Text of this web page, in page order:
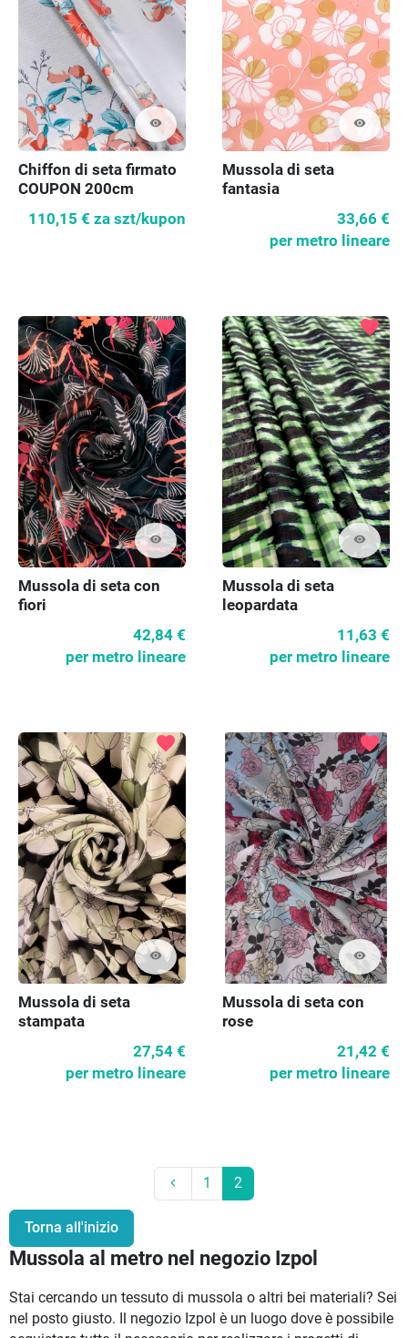
visibility
Chiffon di seta firmato
COUPON 200cm
110,15 € za szt/kupon
visibility
Mussola di seta
fantasia
33,66 €
per metro lineare
visibility
favorite
Mussola di seta con
fiori
42,84 €
per metro lineare
visibility
favorite
Mussola di seta
leopardata
11,63 €
per metro lineare
visibility
favorite
Mussola di seta
stampata
27,54 €
per metro lineare
visibility
favorite
Mussola di seta con
rose
21,42 €
per metro lineare
keyboard_arrow_left Precedente
1 2
Torna all'inizio
Mussola al metro nel negozio Izpol
Stai cercando un tessuto di mussola o altri bei materiali? Sei
nel posto giusto. Il negozio Izpol è un luogo dove è possibile